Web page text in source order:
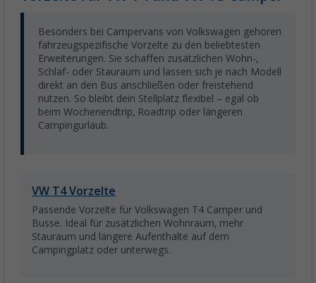
Besonders bei Campervans von Volkswagen gehören
fahrzeugspezifische Vorzelte zu den beliebtesten
Erweiterungen. Sie schaffen zusätzlichen Wohn-,
Schlaf- oder Stauraum und lassen sich je nach Modell
direkt an den Bus anschließen oder freistehend
nutzen. So bleibt dein Stellplatz flexibel – egal ob
beim Wochenendtrip, Roadtrip oder längeren
Campingurlaub.
VW T4 Vorzelte
Passende Vorzelte für Volkswagen T4 Camper und
Busse. Ideal für zusätzlichen Wohnraum, mehr
Stauraum und längere Aufenthalte auf dem
Campingplatz oder unterwegs.